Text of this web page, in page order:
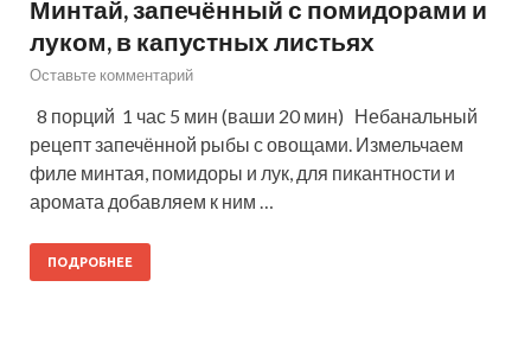
Минтай, запечённый с помидорами и
луком, в капустных листьях
Оставьте комментарий
8 порций 1 час 5 мин (ваши 20 мин) Небанальный
рецепт запечённой рыбы с овощами. Измельчаем
филе минтая, помидоры и лук, для пикантности и
аромата добавляем к ним …
ПОДРОБНЕЕ